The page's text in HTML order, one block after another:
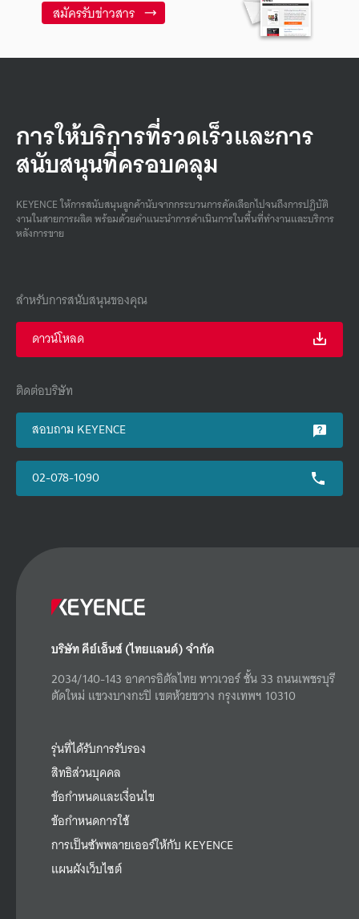
สมัครรับข่าวสาร
การให้บริการที่รวดเร็วและการ
สนับสนุนที่ครอบคลุม
KEYENCE ให้การสนับสนุนลูกค้านับจากกระบวนการคัดเลือกไปจนถึงการปฏิบัติ
งานในสายการผลิต พร้อมด้วยคําแนะนําการดําเนินการในพื้นที่ทํางานและบริการ
หลังการขาย
สำหรับการสนับสนุนของคุณ
ดาวน์โหลด
ติดต่อบริษัท
สอบถาม KEYENCE
02-078-1090
บริษัท คีย์เอ็นซ์ (ไทยแลนด์) จำกัด
2034/140-143 อาคารอิตัลไทย ทาวเวอร์ ชั้น 33 ถนนเพชรบุรี
ตัดใหม่ แขวงบางกะปิ เขตห้วยขวาง กรุงเทพฯ 10310
รุ่นที่ได้รับการรับรอง
สิทธิส่วนบุคคล
ข้อกำหนดและเงื่อนไข
ข้อกำหนดการใช้
การเป็นซัพพลายเออร์ให้กับ KEYENCE
แผนผังเว็บไซต์